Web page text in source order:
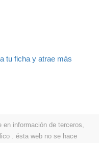
tu ficha y atrae más
en información de terceros,
. ésta web no se hace